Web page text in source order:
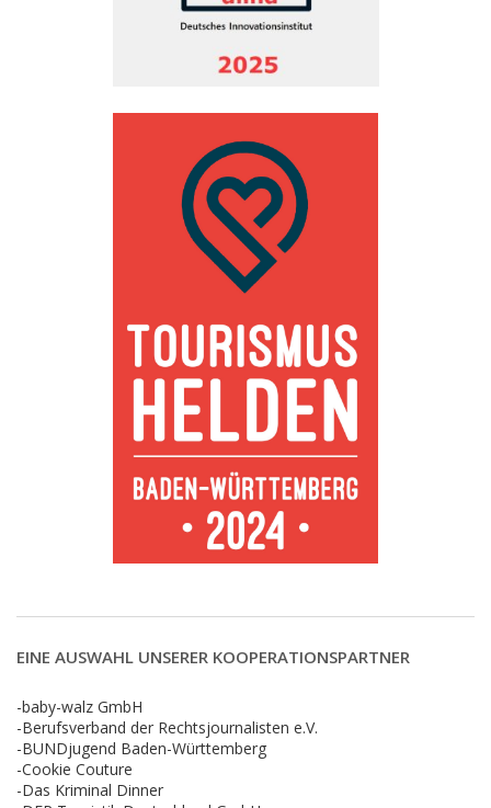
EINE AUSWAHL UNSERER KOOPERATIONSPARTNER
-baby-walz GmbH
-Berufsverband der Rechtsjournalisten e.V.
-BUNDjugend Baden-Württemberg
-Cookie Couture
-Das Kriminal Dinner